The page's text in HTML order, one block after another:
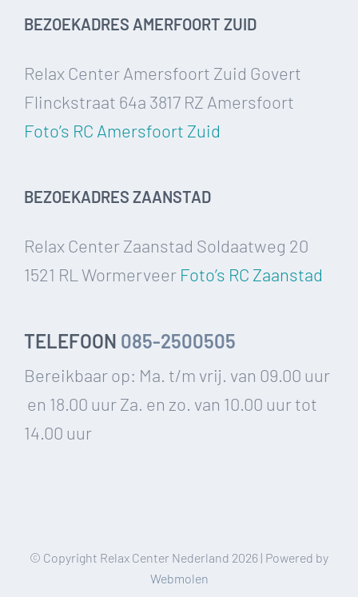
BEZOEKADRES AMERFOORT ZUID
Relax Center Amersfoort Zuid Govert
Flinckstraat 64a 3817 RZ Amersfoort
Foto’s RC Amersfoort Zuid
BEZOEKADRES ZAANSTAD
Relax Center Zaanstad Soldaatweg 20
1521 RL Wormerveer Foto’s RC Zaanstad
TELEFOON 085-2500505
Bereikbaar op: Ma. t/m vrij. van 09.00 uur
en 18.00 uur Za. en zo. van 10.00 uur tot
14.00 uur
© Copyright Relax Center Nederland 2026 | Powered by
Webmolen